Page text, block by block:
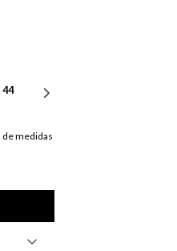
44
de medidas